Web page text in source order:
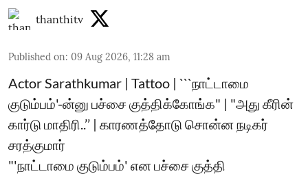
thanthitv
Published on: 09 Aug 2026, 11:28 am
Actor Sarathkumar | Tattoo | ```நாட்டாமை
குடும்பம்'-ன்னு பச்சை குத்திக்கோங்க" | "அது கீரின்
கார்டு மாதிரி..’’ | காரணத்தோடு சொன்ன நடிகர்
சரத்குமார்
"'நாட்டாமை குடும்பம்' என பச்சை குத்தி